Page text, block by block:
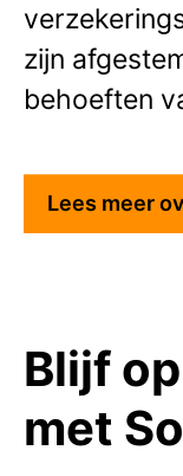
zijn
behoeften
Lees meer
Blijf
met